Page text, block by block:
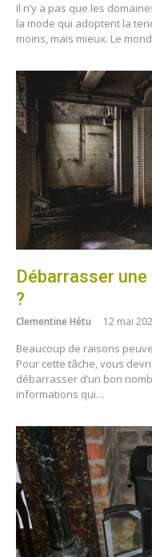
Il n’y a pas que les
la mode qui adoptent la
moins, mais mieux. Le
Débarrasser
?
Clementine Hétu 12 mai
Beaucoup de raisons
Pour cette tâche, vous
débarrasser d’un bon
informations qui…